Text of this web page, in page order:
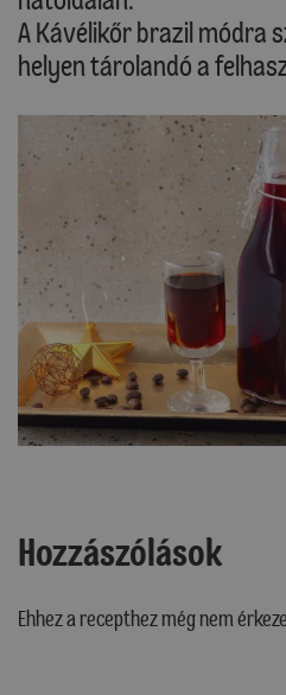
A Kávélikőr brazil módra
helyen tárolandó a
Hozzászólások
Ehhez a recepthez még nem